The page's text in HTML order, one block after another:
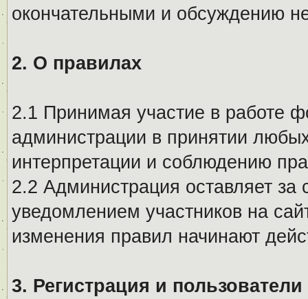
окончательными и обсуждению
2. О правилах
2.1 Принимая участие в работе
администрации в принятии
интерпретации и соблюдению
2.2 Администрация оставляет
уведомлением участников на
изменения правил начинают
3. Регистрация и пользователи